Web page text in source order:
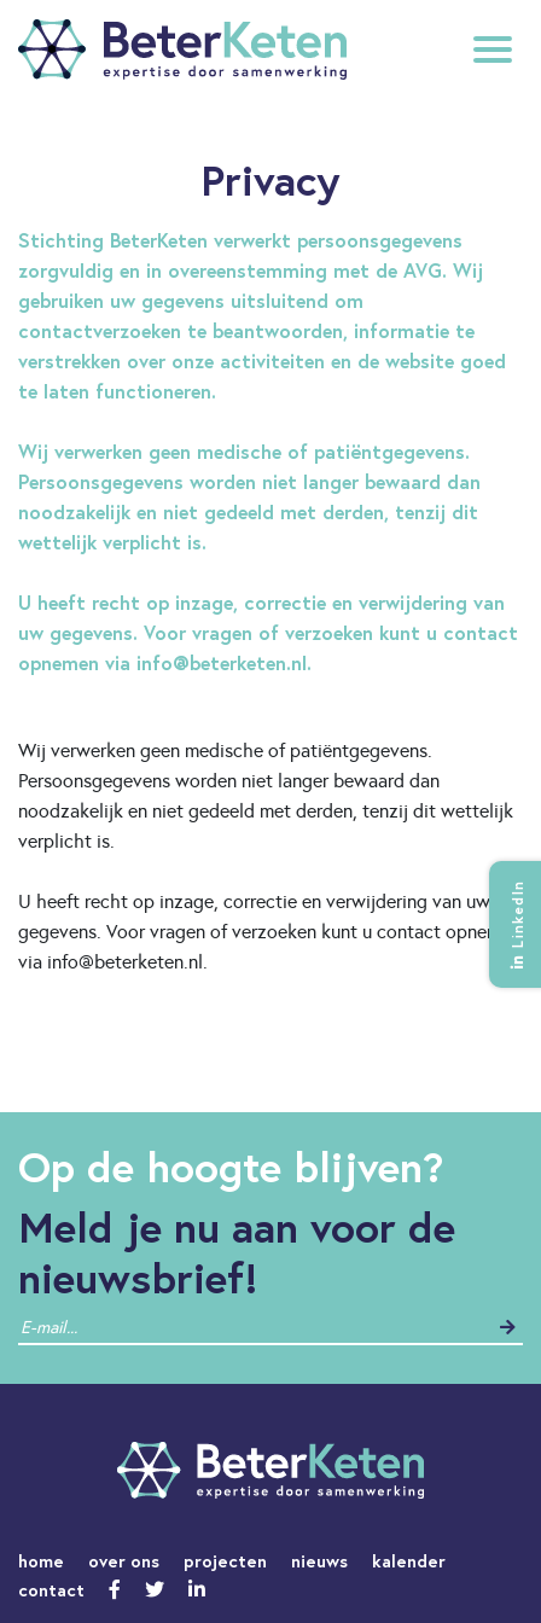
subscribe
LinkedIn
Privacy
Stichting BeterKeten verwerkt persoonsgegevens
zorgvuldig en in overeenstemming met de AVG. Wij
gebruiken uw gegevens uitsluitend om
contactverzoeken te beantwoorden, informatie te
verstrekken over onze activiteiten en de website goed
te laten functioneren.
Wij verwerken geen medische of patiëntgegevens.
Persoonsgegevens worden niet langer bewaard dan
noodzakelijk en niet gedeeld met derden, tenzij dit
wettelijk verplicht is.
U heeft recht op inzage, correctie en verwijdering van
uw gegevens. Voor vragen of verzoeken kunt u contact
opnemen via info@beterketen.nl.
Wij verwerken geen medische of patiëntgegevens.
Persoonsgegevens worden niet langer bewaard dan
noodzakelijk en niet gedeeld met derden, tenzij dit wettelijk
verplicht is.
U heeft recht op inzage, correctie en verwijdering van uw
gegevens. Voor vragen of verzoeken kunt u contact opnemen
via info@beterketen.nl.
Op de hoogte blijven?
Meld je nu aan voor de
nieuwsbrief!
home over ons projecten nieuws
kalender
contact